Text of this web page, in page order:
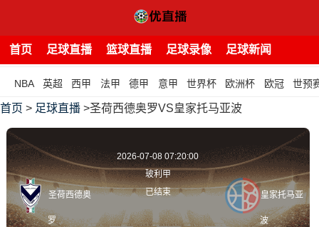
首页 足球直播 篮球直播 足球录像 足球新闻
NBA 英超 西甲 法甲 德甲 意甲 世界杯 欧洲杯 欧冠 世预
首页 > 足球直播 >圣荷西德奥罗VS皇家托马亚波
圣荷西德奥
罗
2026-07-08 07:20:00
玻利甲
已结束
皇家托马亚
波